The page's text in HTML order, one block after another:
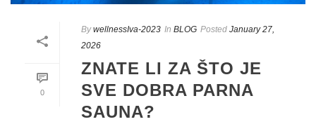
0
By wellnessIva-2023 In BLOG Posted January 27,
2026
ZNATE LI ZA ŠTO JE
SVE DOBRA PARNA
SAUNA?